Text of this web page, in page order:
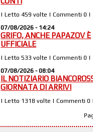
| Letto 459 volte | Commenti 0 |
07/08/2026 - 14:24
GRIFO, ANCHE PAPAZOV È
UFFICIALE
| Letto 533 volte | Commenti 0 |
07/08/2026 - 08:04
IL NOTIZIARIO
GIORNATA DI ARRIVI
| Letto 1318 volte | Commenti 0 |